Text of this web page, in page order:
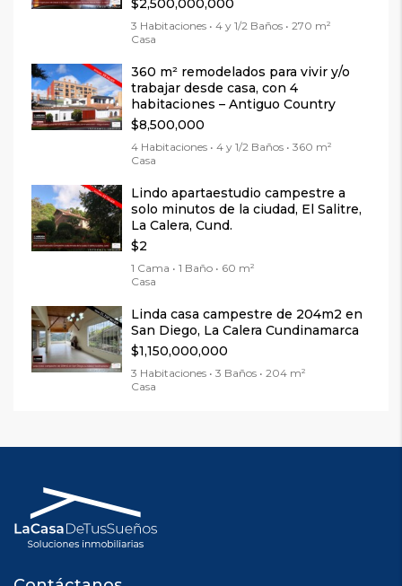
$2,500,000,000
3 Habitaciones • 4 y 1/2 Baños • 270 m²
Casa
360 m² remodelados para vivir y/o
trabajar desde casa, con 4
habitaciones – Antiguo Country
$8,500,000
4 Habitaciones • 4 y 1/2 Baños • 360 m²
Casa
Lindo apartaestudio campestre a
solo minutos de la ciudad, El Salitre,
La Calera, Cund.
$2
1 Cama • 1 Baño • 60 m²
Casa
Linda casa campestre de 204m2 en
San Diego, La Calera Cundinamarca
$1,150,000,000
3 Habitaciones • 3 Baños • 204 m²
Casa